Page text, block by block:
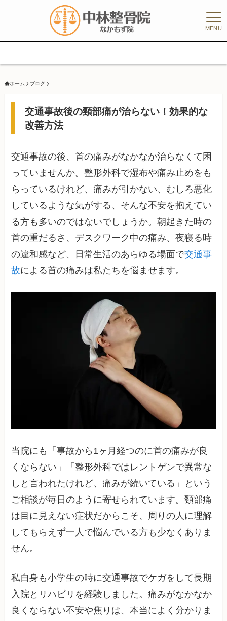
MENU
ホーム ブログ
交通事故後の頸部痛が治らない！効果的な
改善方法
交通事故の後、首の痛みがなかなか治らなくて困
っていませんか。整形外科で湿布や痛み止めをも
らっているけれど、痛みが引かない、むしろ悪化
しているような気がする、そんな不安を抱えてい
る方も多いのではないでしょうか。朝起きた時の
首の重だるさ、デスクワーク中の痛み、夜寝る時
の違和感など、日常生活のあらゆる場面で交通事
故による首の痛みは私たちを悩ませます。
当院にも「事故から1ヶ月経つのに首の痛みが良
くならない」「整形外科ではレントゲンで異常な
しと言われたけれど、痛みが続いている」という
ご相談が毎日のように寄せられています。頸部痛
は目に見えない症状だからこそ、周りの人に理解
してもらえず一人で悩んでいる方も少なくありま
せん。
私自身も小学生の時に交通事故でケガをして長期
入院とリハビリを経験しました。痛みがなかなか
良くならない不安や焦りは、本当によく分かりま